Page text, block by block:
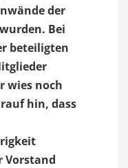
der
Bei
beteiligten
wies noch
hin, dass
Vorstand